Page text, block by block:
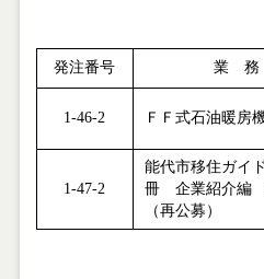
発注番号 業
1-46-2 ＦＦ式石油暖房
1-47-2
能代市移住ガイ
冊 企業紹介編
（再公募）